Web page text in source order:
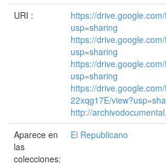
URI :
https://
usp=sharing
https://
usp=sharing
https://
usp=sharing
https://
22xqg17E/
http://
Aparece en
las
colecciones:
El Republicano